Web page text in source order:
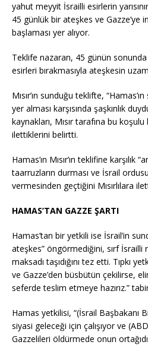
yahut meyyit İsrailli esirlerin
45 günlük bir ateşkes ve Gazze’ye
başlaması yer alıyor.
Teklife nazaran, 45 günün sonunda
esirleri bırakmasıyla ateşkesin
Mısır’ın sunduğu teklifte,
yer alması karşısında şaşkınlık
kaynakları, Mısır tarafına bu
ilettiklerini belirtti.
Hamas’ın Mısır’ın teklifine karşılık
taarruzların durması ve İsrail
vermesinden geçtiğini Mısırlılara
HAMAS’TAN GAZZE ŞARTI
Hamas’tan bir yetkili ise İsrail’in
ateşkes” öngörmediğini, sırf İsrailli
maksadı taşıdığını tez etti. Tıpkı
ve Gazze’den büsbütün çekilirse,
seferde teslim etmeye hazırız.”
Hamas yetkilisi, “(İsrail Başbakanı
siyasi geleceği için çalışıyor ve
Gazzelileri öldürmede onun